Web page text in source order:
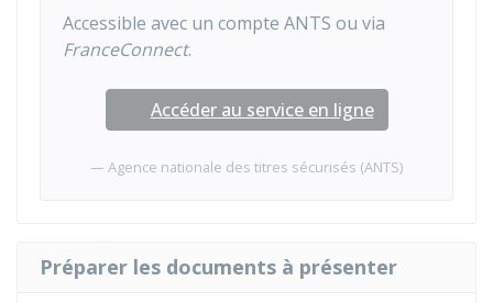
Accessible avec un compte ANTS ou via
FranceConnect.
Accéder au service en ligne
Agence nationale des titres sécurisés (ANTS)
Préparer les documents à présenter